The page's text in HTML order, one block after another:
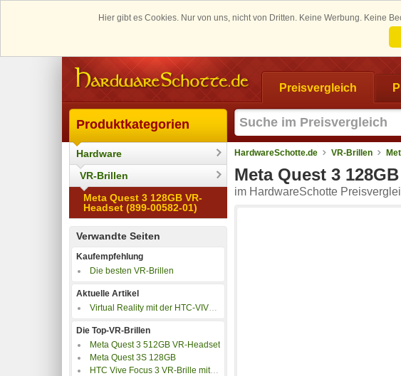
Hier gibt es Cookies. Nur von uns, nicht von Dritten. Keine Werbung. Keine
Preisvergleich
Produktkategorien
Hardware
VR-Brillen
Meta Quest 3 128GB VR-
Headset (899-00582-01)
Verwandte Seiten
Kaufempfehlung
Die besten VR-Brillen
Aktuelle Artikel
Virtual Reality mit der HTC-VIVE: Lieferumfang, Aufbau, Kosten, Ersteindruck
Die Top-VR-Brillen
Meta Quest 3 512GB VR-Headset
Meta Quest 3S 128GB
HTC Vive Focus 3 VR-Brille mit 5K-Display
HardwareSchotte.de VR-Brillen
Meta Quest 3
im HardwareSchotte